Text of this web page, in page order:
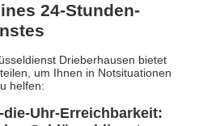
24-Stunden-
Drieberhausen bietet
um Ihnen in Notsituationen
helfen:
die-Uhr-Erreichbarkeit: